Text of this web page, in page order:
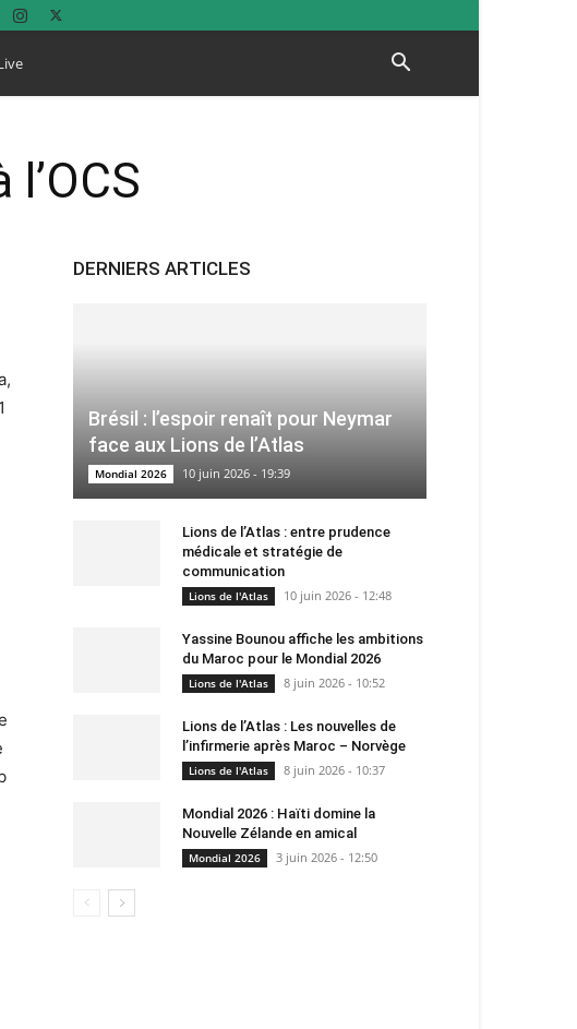
DERNIERS ARTICLES
Brésil : l’espoir renaît pour Neymar
face aux Lions de l’Atlas
Mondial 2026 10 juin 2026 - 19:39
Lions de l’Atlas : entre prudence
médicale et stratégie de
communication
Lions de l'Atlas 10 juin 2026 - 12:48
Yassine Bounou affiche les ambitions
du Maroc pour le Mondial 2026
Lions de l'Atlas 8 juin 2026 - 10:52
Lions de l’Atlas : Les nouvelles de
l’infirmerie après Maroc – Norvège
Lions de l'Atlas 8 juin 2026 - 10:37
Mondial 2026 : Haïti domine la
Nouvelle Zélande en amical
Mondial 2026 3 juin 2026 - 12:50